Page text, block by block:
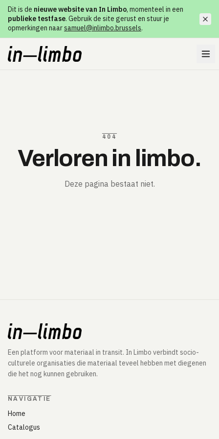
Dit is de nieuwe website van In Limbo, momenteel in een
publieke testfase. Gebruik de site gerust en stuur je
opmerkingen naarsamuel@inlimbo.brussels.
404
Verloren in limbo.
Deze pagina bestaat niet.
Een platform voor materiaal in transit. In Limbo verbindt socio-
culturele organisaties die materiaal teveel hebben met diegenen
die het nog kunnen gebruiken.
NAVIGATIE
Home
Catalogus